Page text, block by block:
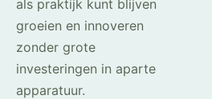
als praktijk kunt blijven
groeien en innoveren
zonder grote
investeringen in aparte
apparatuur.